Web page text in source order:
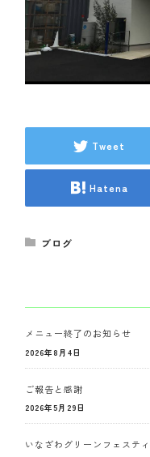
Tweet
Hatena
ブログ
メニュー終了のお知らせ
2026年8月4日
ご報告と感謝
2026年5月29日
いなざわグリーンフェステ